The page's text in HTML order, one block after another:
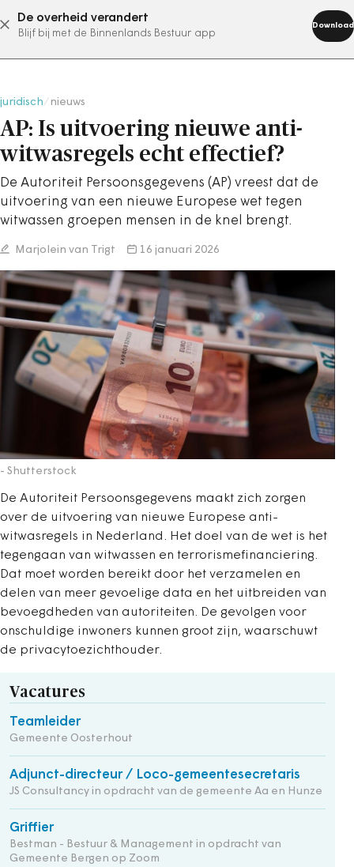
De overheid verandert
Blijf bij met de Binnenlands Bestuur app
Download
abonneer nu
juridisch nieuws
AP: Is uitvoering nieuwe anti-
witwasregels echt effectief?
De Autoriteit Persoonsgegevens (AP) vreest dat de
uitvoering van een nieuwe Europese wet tegen
witwassen groepen mensen in de knel brengt.
Marjolein van Trigt 16 januari 2026
- Shutterstock
De Autoriteit Persoonsgegevens maakt zich zorgen
over de uitvoering van nieuwe Europese anti-
witwasregels in Nederland. Het doel van de wet is het
tegengaan van witwassen en terrorismefinanciering.
Dat moet worden bereikt door het verzamelen en
delen van meer gevoelige data en het uitbreiden van
bevoegdheden van autoriteiten. De gevolgen voor
onschuldige inwoners kunnen groot zijn, waarschuwt
de privacytoezichthouder.
Vacatures
Teamleider
Gemeente Oosterhout
Adjunct-directeur / Loco-gemeentesecretaris
JS Consultancy in opdracht van de gemeente Aa en Hunze
Griffier
Bestman - Bestuur & Management in opdracht van
Gemeente Bergen op Zoom